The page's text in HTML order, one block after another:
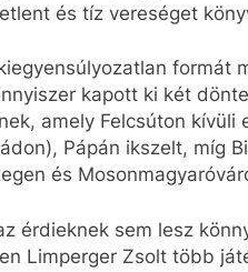
és tíz vereséget
formát
kapott ki két
amely Felcsúton
Pápán ikszelt, míg
és
érdieknek sem lesz
Limperger Zsolt több